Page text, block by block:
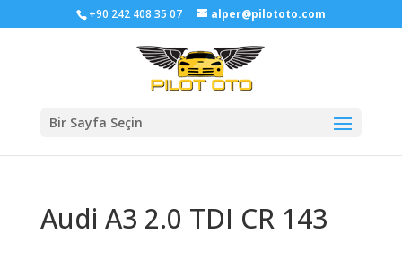
+90 242 408 35 07 alper@pilototo.com
Bir Sayfa Seçin
Audi A3 2.0 TDI CR 143